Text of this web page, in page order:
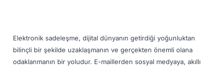
Elektronik sadeleşme, dijital dünyanın getirdiği yoğunluktan
bilinçli bir şekilde uzaklaşmanın ve gerçekten önemli olana
odaklanmanın bir yoludur. E-maillerden sosyal medyaya, akıllı